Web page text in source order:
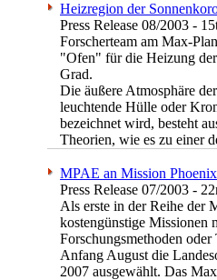
Heizregion der
Press Release 08/2003 -
Forscherteam am Max-
"Ofen" für die Heizung
Grad.
Die äußere Atmosphäre
leuchtende Hülle oder
bezeichnet wird, besteht
Theorien, wie es zu einer
MPAE an Mission
Press Release 07/2003 -
Als erste in der Reihe der
kostengünstige Missionen
Forschungsmethoden
Anfang August die
2007 ausgewählt. Das